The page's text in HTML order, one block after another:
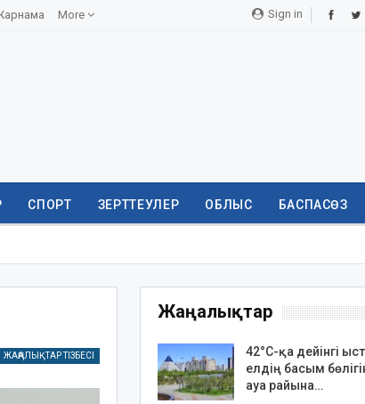
Sign in
More
СПОРТ ЗЕРТТЕУЛЕР ОБЛЫС БАСПАСӨЗ
ЖАҢАЛЫҚТАР ТІЗБЕСІ
Жаңалықтар
42°C-қа дейінгі
елдің басым
ауа райына…